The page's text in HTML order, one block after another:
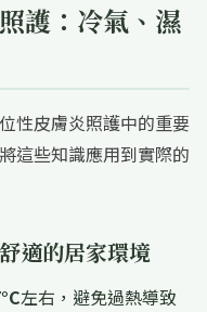
護：冷氣、濕
性皮膚炎照護中的重要
這些知識應用到實際的
適的居家環境
左右，避免過熱導致